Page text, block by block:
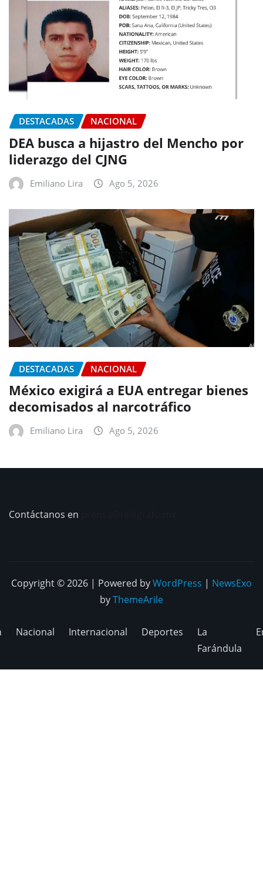
DESTACADAS NACIONAL
DEA busca a hijastro del Mencho por
liderazgo del CJNG
Emiliano Lira Ago 5, 2026
DESTACADAS NACIONAL
México exigirá a EUA entregar bienes
decomisados al narcotráfico
Emiliano Lira Ago 5, 2026
Contáctanos en
Copyright © 2026 | Powered byWordPress | NewsExo
byThemeArile
Nacional Internacional Deportes
La
Farándula